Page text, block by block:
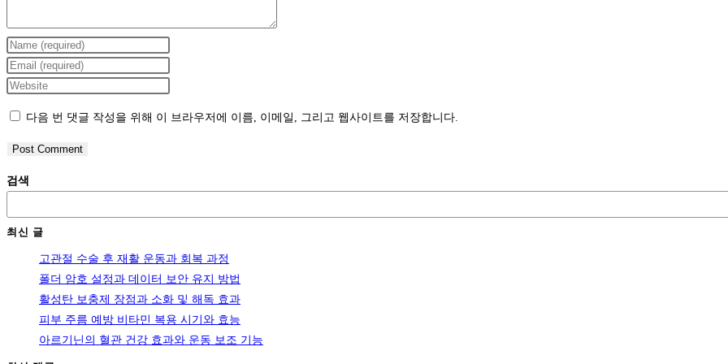
Enter
your
name
username
to
Enter
your
address
to
Enter
website
URL
다음 번 댓글 작성을 위해 이 브라우저에 이름, 이메일, 그리고 웹사이트를 저장합니다.
검색
최신 글
고관절 수술 후 재활 운동과 회복 과정
폴더 암호 설정과 데이터 보안 유지 방법
활성탄 보충제 장점과 소화 및 해독 효과
피부 주름 예방 비타민 복용 시기와 효능
아르기닌의 혈관 건강 효과와 운동 보조 기능